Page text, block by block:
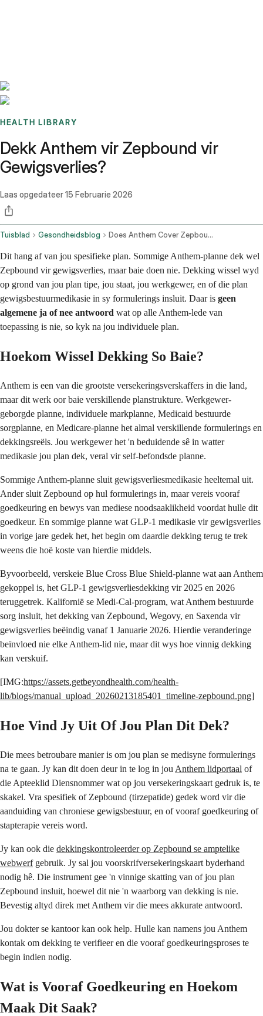
HEALTH LIBRARY
Dekk Anthem vir Zepbound vir
Gewigsverlies?
Laas opgedateer15 Februarie 2026
Tuisblad Gesondheidsblog Does Anthem Cover Zepbound For Weight Loss
Dit hang af van jou spesifieke plan. Sommige Anthem-planne dek wel
Zepbound vir gewigsverlies, maar baie doen nie. Dekking wissel wyd
op grond van jou plan tipe, jou staat, jou werkgewer, en of die plan
gewigsbestuurmedikasie in sy formulerings insluit. Daar is geen
algemene ja of nee antwoord wat op alle Anthem-lede van
toepassing is nie, so kyk na jou individuele plan.
Hoekom Wissel Dekking So Baie?
Anthem is een van die grootste versekeringsverskaffers in die land,
maar dit werk oor baie verskillende planstrukture. Werkgewer-
geborgde planne, individuele markplanne, Medicaid bestuurde
sorgplanne, en Medicare-planne het almal verskillende formulerings en
dekkingsreëls. Jou werkgewer het 'n beduidende sê in watter
medikasie jou plan dek, veral vir self-befondsde planne.
Sommige Anthem-planne sluit gewigsverliesmedikasie heeltemal uit.
Ander sluit Zepbound op hul formulerings in, maar vereis vooraf
goedkeuring en bewys van mediese noodsaaklikheid voordat hulle dit
goedkeur. En sommige planne wat GLP-1 medikasie vir gewigsverlies
in vorige jare gedek het, het begin om daardie dekking terug te trek
weens die hoë koste van hierdie middels.
Byvoorbeeld, verskeie Blue Cross Blue Shield-planne wat aan Anthem
gekoppel is, het GLP-1 gewigsverliesdekking vir 2025 en 2026
teruggetrek. Kalifornië se Medi-Cal-program, wat Anthem bestuurde
sorg insluit, het dekking van Zepbound, Wegovy, en Saxenda vir
gewigsverlies beëindig vanaf 1 Januarie 2026. Hierdie veranderinge
beïnvloed nie elke Anthem-lid nie, maar dit wys hoe vinnig dekking
kan verskuif.
[IMG:https://assets.getbeyondhealth.com/health-
lib/blogs/manual_upload_20260213185401_timeline-zepbound.png]
Hoe Vind Jy Uit Of Jou Plan Dit Dek?
Die mees betroubare manier is om jou plan se medisyne formulerings
na te gaan. Jy kan dit doen deur in te log in jou Anthem lidportaal of
die Apteeklid Diensnommer wat op jou versekeringskaart gedruk is, te
skakel. Vra spesifiek of Zepbound (tirzepatide) gedek word vir die
aanduiding van chroniese gewigsbestuur, en of vooraf goedkeuring of
stapterapie vereis word.
Jy kan ook die dekkingskontroleerder op Zepbound se amptelike
webwerfgebruik. Jy sal jou voorskrifversekeringskaart byderhand
nodig hê. Die instrument gee 'n vinnige skatting van of jou plan
Zepbound insluit, hoewel dit nie 'n waarborg van dekking is nie.
Bevestig altyd direk met Anthem vir die mees akkurate antwoord.
Jou dokter se kantoor kan ook help. Hulle kan namens jou Anthem
kontak om dekking te verifieer en die vooraf goedkeuringsproses te
begin indien nodig.
Wat is Vooraf Goedkeuring en Hoekom
Maak Dit Saak?